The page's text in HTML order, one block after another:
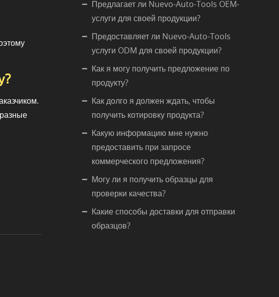
Предлагает ли Nuevo-Auto-Tools OEM-
услуги для своей продукции?
Предоставляет ли Nuevo-Auto-Tools
услуги ODM для своей продукции?
Как я могу получить предложение по
продукту?
Как долго я должен ждать, чтобы
получить котировку продукта?
Какую информацию мне нужно
предоставить при запросе
коммерческого предложения?
Могу ли я получить образцы для
проверки качества?
Какие способы доставки для отправки
образцов?